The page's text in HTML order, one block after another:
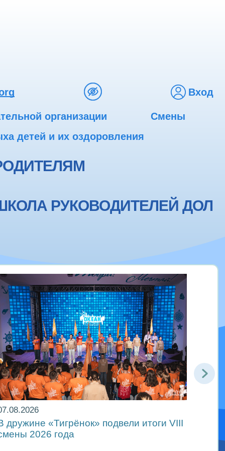
Вход
организации
Смены
детей и их оздоровления
РУКОВОДИТЕЛЕЙ ДОЛ
дружине «Тигрёнок» подвели итоги VIII
2026 года